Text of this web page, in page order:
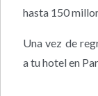
hasta 150
Una vez de
a tu hotel en